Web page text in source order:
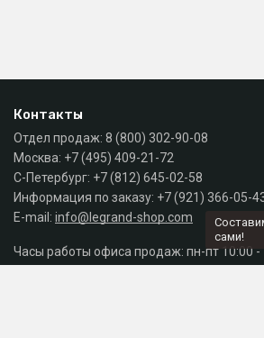
Контакты
Отдел продаж: 8 (800) 302-90-08
Москва: +7 (495) 409-21-72
С-Петербург: +7 (812) 645-02-58
Информация по заказу: +7 (921) 366-05-
E-mail: info@legrand-shop.com
Часы работы офиса продаж: пн-пт 10:00 -
сами!